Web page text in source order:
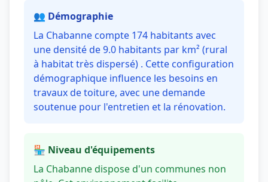
👥 Démographie
La Chabanne compte 174 habitants avec
une densité de 9.0 habitants par km² (rural
à habitat très dispersé) . Cette configuration
démographique influence les besoins en
travaux de toiture, avec une demande
soutenue pour l'entretien et la rénovation.
🏪 Niveau d'équipements
La Chabanne dispose d'un communes non